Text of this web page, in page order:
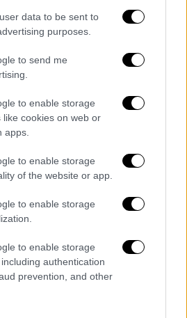
data to be sent to
purposes.
to send me
to enable storage
like cookies on web or
apps.
to enable storage
of the website or app.
to enable storage
to enable storage
authentication
prevention, and other
2021, το Συμβούλιο
της Ευρωπαϊκής
την πρόταση του Ζοζέπ
τη Ζαχαροπούλου ως το
για την ενίσχυση του
των κρατών μελών της
των προσπαθειών για
στην Αφρική.
τον πρόεδρο του
Σαρλ Μισέλ και
και Εξωτερικών της
Ντριάν, σε επίσημα
από τον πρώην